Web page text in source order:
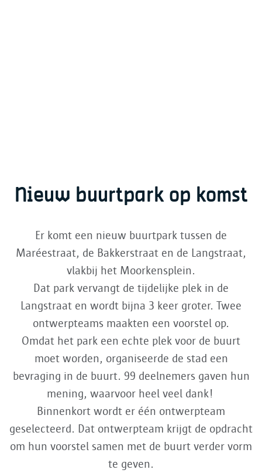
Nieuw buurtpark op komst
Er komt een nieuw buurtpark tussen de
Maréestraat, de Bakkerstraat en de Langstraat,
vlakbij het Moorkensplein.
Dat park vervangt de tijdelijke plek in de
Langstraat en wordt bijna 3 keer groter. Twee
ontwerpteams maakten een voorstel op.
Omdat het park een echte plek voor de buurt
moet worden, organiseerde de stad een
bevraging in de buurt. 99 deelnemers gaven hun
mening, waarvoor heel veel dank!
Binnenkort wordt er één ontwerpteam
geselecteerd. Dat ontwerpteam krijgt de opdracht
om hun voorstel samen met de buurt verder vorm
te geven.